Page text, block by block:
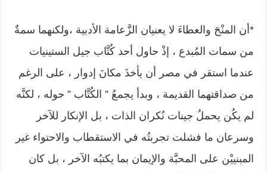
*أن المنْحَ والعطاءَ لا يعنيان الزَّعامة الأدبية ،ولكنهما سمةٌ
من سمات المُبدع ، إذْ حاول أحد كُتَّاب جيل الستينيات
عندما استقر في مصر أن يأخذَ مكانَ إدوار ، على الرغم
من صداقتهما القديمة ، وبدأ يجمعُ ” الكُتَّاب ” حوله ، لكنَّه
لم يكُن يحملُ جينات نُكران الذات ، بل الإنكار للآخر
وسرعان ما فشلت تجربتُه في الاستقطاب والاحتواء غير
المبنييْن على المحبَّة والإيمان بما يكتبُه الآخر ، بل كان